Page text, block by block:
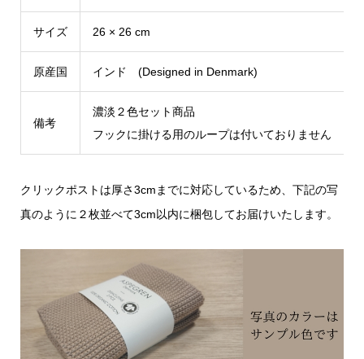
サイズ 26 × 26 cm
原産国 インド (Designed in Denmark)
備考
濃淡２色セット商品
フックに掛ける用のループは付いておりません
クリックポストは厚さ3cmまでに対応しているため、下記の写
真のように２枚並べて3cm以内に梱包してお届けいたします。